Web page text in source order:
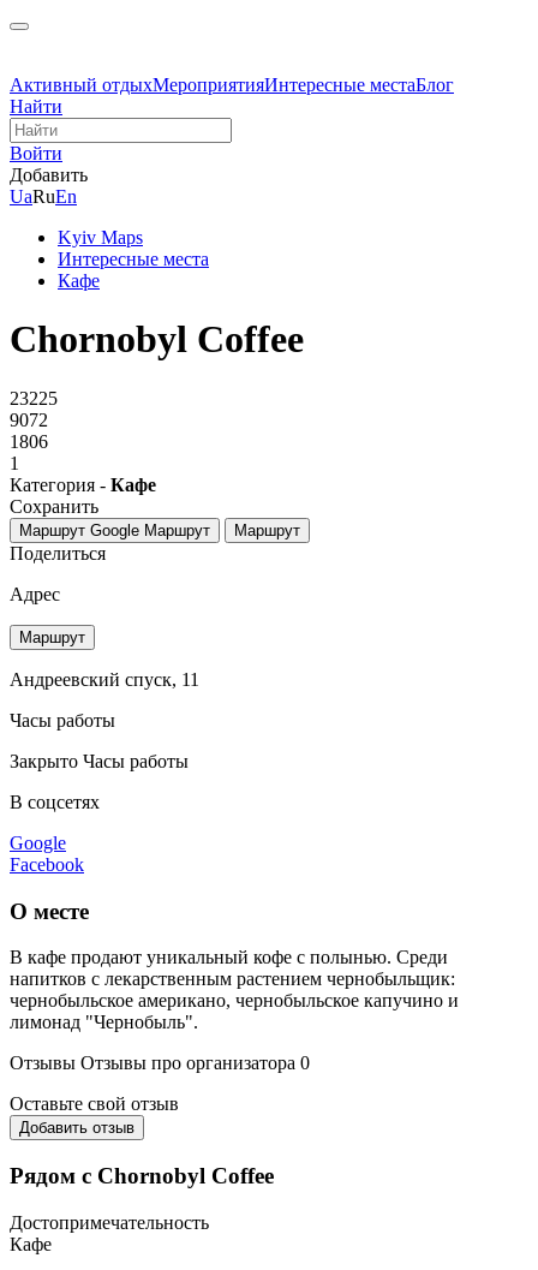
Активный отдыхМероприятияИнтересные местаБлог
Найти
Войти
Добавить
UaRuEn
Kyiv Maps
Интересные места
Кафе
Chornobyl Coffee
23225
9072
1806
1
Категория - Кафе
Сохранить
Маршрут Google Маршрут Маршрут
Поделиться
Адрес
Маршрут
Андреевский спуск, 11
Часы работы
Закрыто Часы работы
В соцсетях
Google
Facebook
О месте
В кафе продают уникальный кофе с полынью. Среди
напитков с лекарственным растением чернобыльщик:
чернобыльское американо, чернобыльское капучино и
лимонад "Чернобыль".
Отзывы Отзывы про организатора 0
Оставьте свой отзыв
Добавить отзыв
Рядом с Chornobyl Coffee
Достопримечательность
Кафе